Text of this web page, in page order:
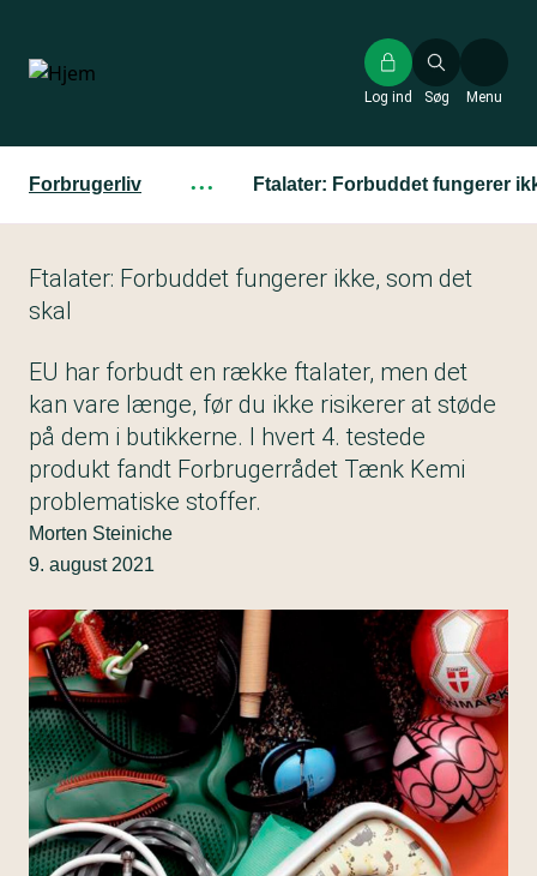
hovedindhold
Søg
Log ind Menu
Forbrugerliv ··· Ftalater: Forbuddet fungerer
Ftalater: Forbuddet fungerer ikke, som det
skal
EU har forbudt en række ftalater, men det
kan vare længe, før du ikke risikerer at støde
på dem i butikkerne. I hvert 4. testede
produkt fandt Forbrugerrådet Tænk Kemi
problematiske stoffer.
Morten Steiniche
9. august 2021